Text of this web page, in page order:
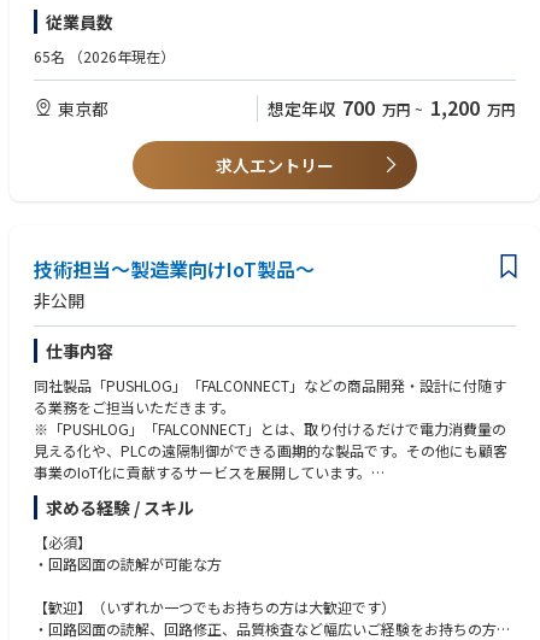
・Establish the Business & Marketing & Product strategies, promote to en
hance TP-Link SMB products sales(Specially VIGI Security Camera)
・Any other things related to the SMB business but no mentioned above
＜歓迎スキル・経験＞
・防犯カメラブランドの販売経験をお持ちの方、または防犯・監視カメラ
の代理店/SI業務に携わった方は優遇します
従業員数
65名 （2026年現在）
東京都 想定年収 700 万円 ~ 1,200 万円
求人エントリー
技術担当～製造業向けIoT製品～
非公開
仕事内容
同社製品「PUSHLOG」「FALCONNECT」などの商品開発・設計に付随す
る業務をご担当いただきます。
※「PUSHLOG」「FALCONNECT」とは、取り付けるだけで電力消費量の
見える化や、PLCの遠隔制御ができる画期的な製品です。その他にも顧客
事業のIoT化に貢献するサービスを展開しています。
【仕事内容】
・アナログ回路設計（カスタマイズが中心 ※将来的には新製品開発設計
もお任せします）
提案、品質指導
・国内外注協力工場からの納品物における、検査（オシロスコープ等を使
求める経験 / スキル
【必須】
・回路図面の読解が可能な方
【歓迎】（いずれか一つでもお持ちの方は大歓迎です）
・回路図面の読解、回路修正、品質検査など幅広いご経験をお持ちの方、